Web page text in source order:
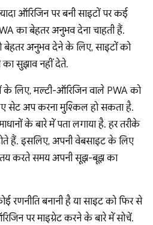
ऑरिजिन पर बनी साइटों पर कई
का बेहतर अनुभव देना चाहती हैं.
बेहतर अनुभव देने के लिए, साइटों को
सुझाव नहीं देते.
लिए, मल्टी-ऑरिजिन वाले PWA को
सेट अप करना मुश्किल हो सकता है.
के बारे में पता लगाया है. हर तरीके
हैं. इसलिए, अपनी वेबसाइट के लिए
तय करते समय अपनी सूझ-बूझ का
बनानी है या साइट को फिर से
पर माइग्रेट करने के बारे में सोचें.